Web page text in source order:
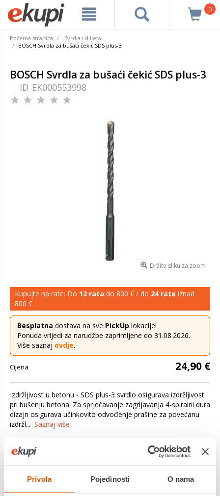
Privola Pojedinosti O nama
0
Početna stranica
Svrdla i dlijeta
BOSCH Svrdla za bušaći čekić SDS plus-3
BOSCH Svrdla za bušaći čekić SDS plus-3
ID EK000553998
Držite sliku za zoom
Kupujte na rate: Do 12 rata do 800 € / do 24 rate iznad
800 €
Besplatna dostava na sve PickUp lokacije!
Ponuda vrijedi za narudžbe zaprimljene do 31.08.2026.
Više saznaj ovdje.
Cijena 24,90 €
Izdržljivost u betonu - SDS plus-3 svrdlo osigurava izdržljivost
pri bušenju betona. Za sprječavanje zagrijavanja 4-spiralni dura
dizajn osigurava učinkovito odvođenje prašine za povećanu
izdržl... Saznaj više
Dostavljamo već od
Platite gotovinom pri preuzimanju, Internet bankarstvom, karticama
Povrat robe moguć unutar 14 dana